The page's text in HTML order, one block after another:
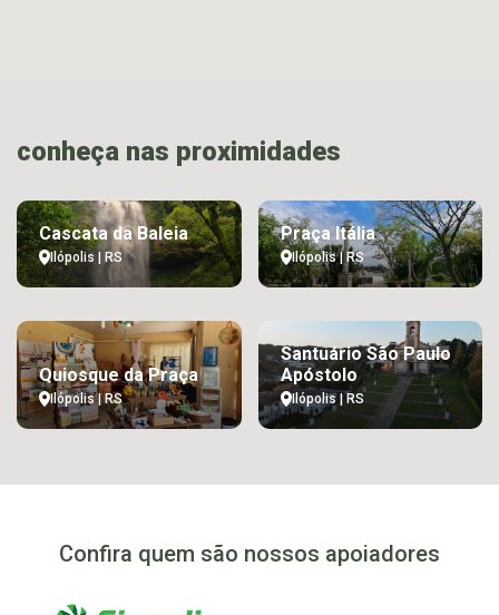
conheça nas proximidades
Cascata da Baleia
Ilópolis | RS
Praça Itália
Ilópolis | RS
Quiosque da Praça
Ilópolis | RS
Santuário São Paulo
Apóstolo
Ilópolis | RS
Confira quem são nossos apoiadores